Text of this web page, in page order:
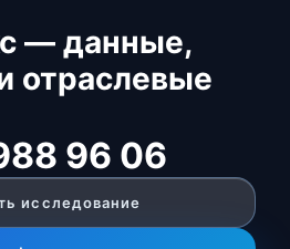
— данные,
отраслевые
96 06
исследование